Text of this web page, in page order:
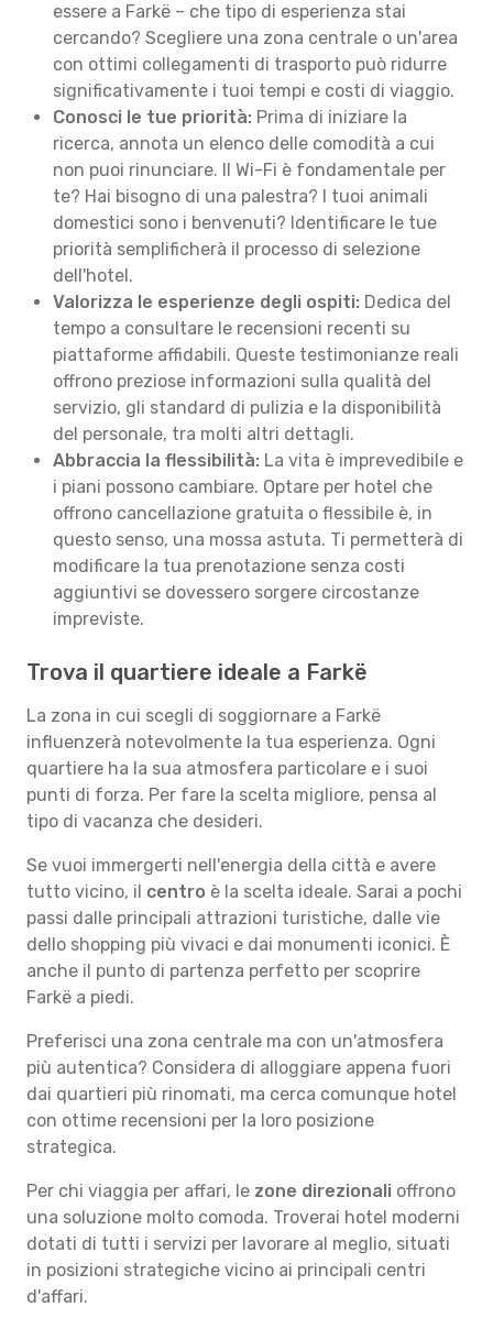
essere a Farkë – che tipo di esperienza stai
cercando? Scegliere una zona centrale o un'area
con ottimi collegamenti di trasporto può ridurre
significativamente i tuoi tempi e costi di viaggio.
Conosci le tue priorità: Prima di iniziare la
ricerca, annota un elenco delle comodità a cui
non puoi rinunciare. Il Wi-Fi è fondamentale per
te? Hai bisogno di una palestra? I tuoi animali
domestici sono i benvenuti? Identificare le tue
priorità semplificherà il processo di selezione
dell'hotel.
Valorizza le esperienze degli ospiti: Dedica del
tempo a consultare le recensioni recenti su
piattaforme affidabili. Queste testimonianze reali
offrono preziose informazioni sulla qualità del
servizio, gli standard di pulizia e la disponibilità
del personale, tra molti altri dettagli.
Abbraccia la flessibilità: La vita è imprevedibile e
i piani possono cambiare. Optare per hotel che
offrono cancellazione gratuita o flessibile è, in
questo senso, una mossa astuta. Ti permetterà di
modificare la tua prenotazione senza costi
aggiuntivi se dovessero sorgere circostanze
impreviste.
Trova il quartiere ideale a Farkë
La zona in cui scegli di soggiornare a Farkë
influenzerà notevolmente la tua esperienza. Ogni
quartiere ha la sua atmosfera particolare e i suoi
punti di forza. Per fare la scelta migliore, pensa al
tipo di vacanza che desideri.
Se vuoi immergerti nell'energia della città e avere
tutto vicino, il centro è la scelta ideale. Sarai a pochi
passi dalle principali attrazioni turistiche, dalle vie
dello shopping più vivaci e dai monumenti iconici. È
anche il punto di partenza perfetto per scoprire
Farkë a piedi.
Preferisci una zona centrale ma con un'atmosfera
più autentica? Considera di alloggiare appena fuori
dai quartieri più rinomati, ma cerca comunque hotel
con ottime recensioni per la loro posizione
strategica.
Per chi viaggia per affari, le zone direzionali offrono
una soluzione molto comoda. Troverai hotel moderni
dotati di tutti i servizi per lavorare al meglio, situati
in posizioni strategiche vicino ai principali centri
d'affari.